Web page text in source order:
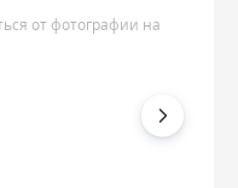
от фотографии на